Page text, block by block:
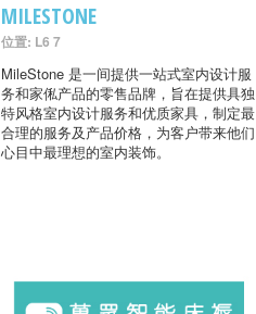
MILESTONE
位置: L6 7
MileStone 是一间提供一站式室内设计服
务和家俬产品的零售品牌，旨在提供具独
特风格室内设计服务和优质家具，制定最
合理的服务及产品价格，为客户带来他们
心目中最理想的室内装饰。